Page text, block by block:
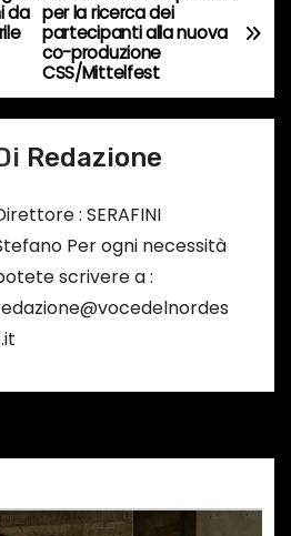
per la ricerca dei
partecipanti alla nuova
co-produzione
CSS/Mittelfest
da
Redazione
: SERAFINI
Per ogni necessità
scrivere a :